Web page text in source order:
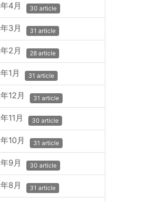
4月 30 article
3月 31 article
2月 28 article
1月 31 article
12月 31 article
11月 30 article
10月 31 article
9月 30 article
8月 31 article